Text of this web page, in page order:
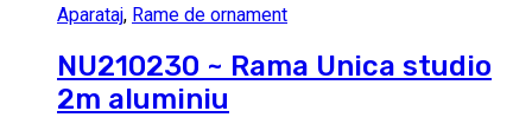
Aparataj, Rame de ornament
NU210230 ~ Rama Unica studio
2m aluminiu